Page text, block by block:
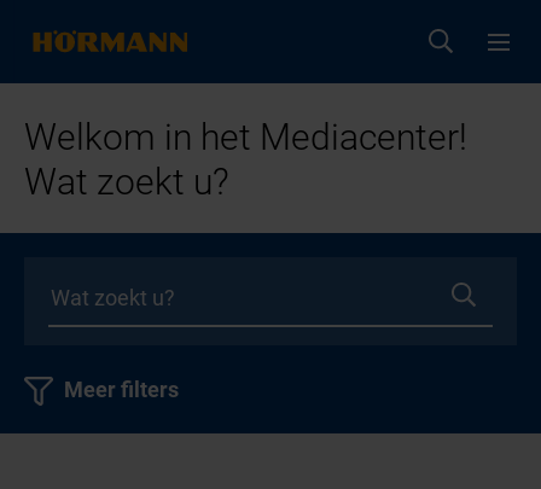
Welkom in het Mediacenter!
Wat zoekt u?
Meer filters